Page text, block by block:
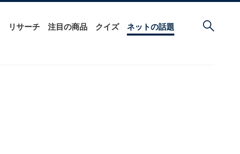
リサーチ 注目の商品 クイズ ネットの話題